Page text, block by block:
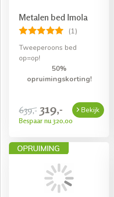
Metalen bed Imola
(1)
Tweeperoons bed
op=op!
50%
opruimingskorting!
639,- 319,-
Bespaar nu 320,00
Bekijk